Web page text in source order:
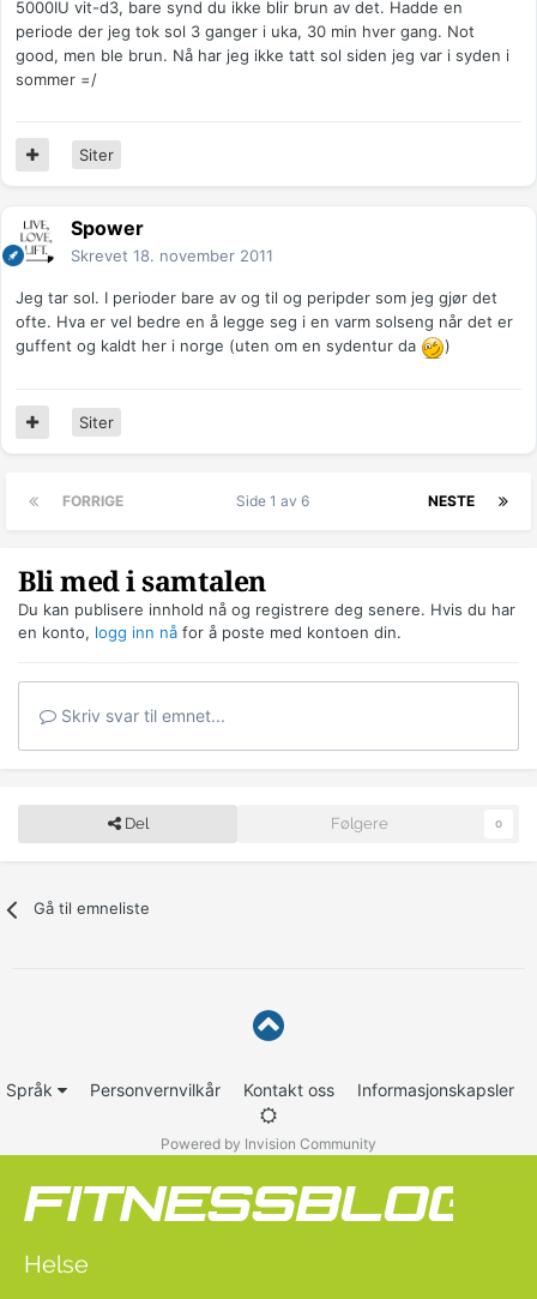
5000IU vit-d3, bare synd du ikke blir brun av det. Hadde en
periode der jeg tok sol 3 ganger i uka, 30 min hver gang. Not
good, men ble brun. Nå har jeg ikke tatt sol siden jeg var i syden i
sommer =/
Siter
Spower
Skrevet 18. november 2011
Jeg tar sol. I perioder bare av og til og peripder som jeg gjør det
ofte. Hva er vel bedre en å legge seg i en varm solseng når det er
guffent og kaldt her i norge (uten om en sydentur da
)
Siter
FORRIGE NESTE
Side 1 av 6
Bli med i samtalen
Du kan publisere innhold nå og registrere deg senere. Hvis du har
en konto, logg inn nå for å poste med kontoen din.
Skriv svar til emnet...
Del Følgere 0
Gå til emneliste
Språk Personvernvilkår Kontakt oss Informasjonskapsler
Powered by Invision Community
Helse